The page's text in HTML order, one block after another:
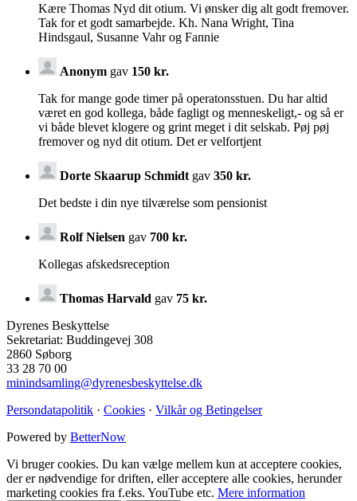
Kære Thomas Nyd dit otium. Vi ønsker dig alt godt fremover.
Tak for et godt samarbejde. Kh. Nana Wright, Tina
Hindsgaul, Susanne Vahr og Fannie
Anonym gav 150 kr.
Tak for mange gode timer på operatonsstuen. Du har altid
været en god kollega, både fagligt og menneskeligt,- og så er
vi både blevet klogere og grint meget i dit selskab. Pøj pøj
fremover og nyd dit otium. Det er velfortjent
Dorte Skaarup Schmidt gav 350 kr.
Det bedste i din nye tilværelse som pensionist
Rolf Nielsen gav 700 kr.
Kollegas afskedsreception
Thomas Harvald gav 75 kr.
Dyrenes Beskyttelse
Sekretariat: Buddingevej 308
2860 Søborg
33 28 70 00
minindsamling@dyrenesbeskyttelse.dk
Persondatapolitik · Cookies · Vilkår og Betingelser
Powered by BetterNow
Vi bruger cookies. Du kan vælge mellem kun at acceptere cookies,
der er nødvendige for driften, eller acceptere alle cookies, herunder
marketing cookies fra f.eks. YouTube etc. Mere information